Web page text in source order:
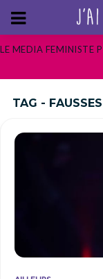
LE MEDIA FEMINISTE
TAG -